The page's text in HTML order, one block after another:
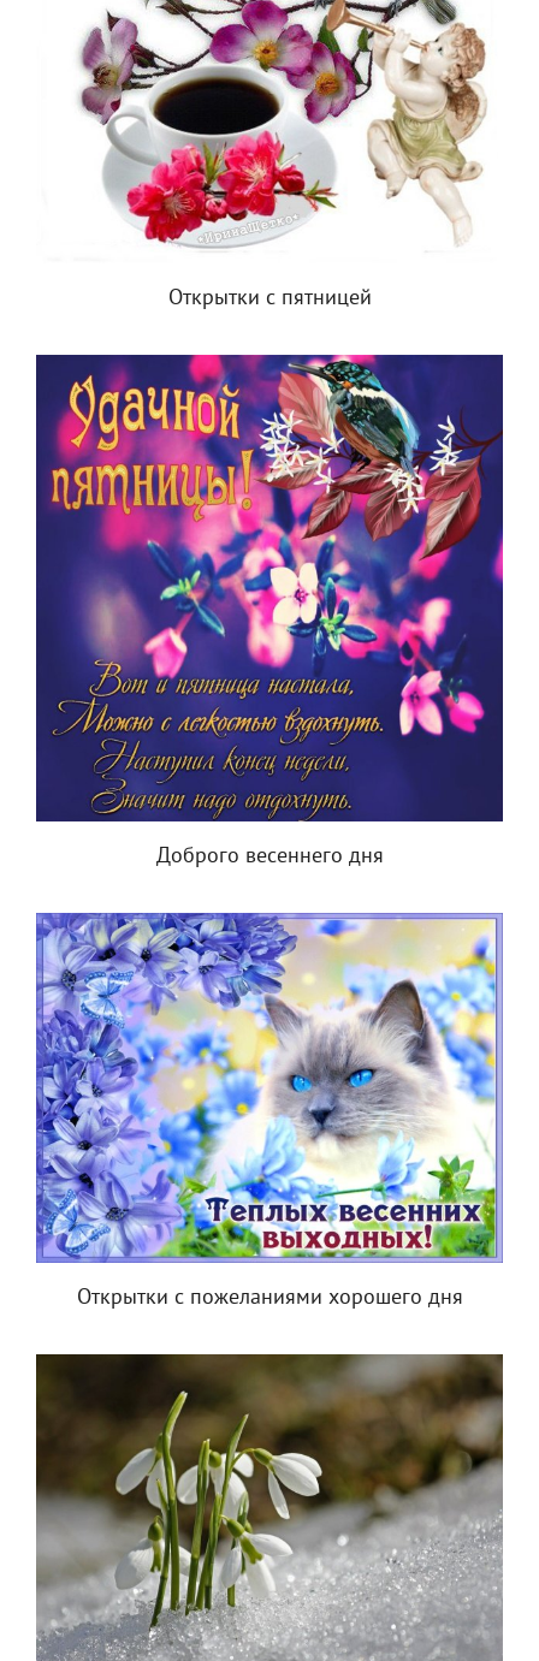
Открытки с пятницей
Доброго весеннего дня
Открытки с пожеланиями хорошего дня